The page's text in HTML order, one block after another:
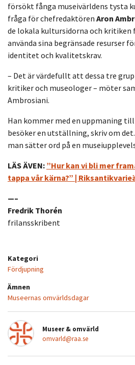
försökt fånga museivärldens tysta
fråga för chefredaktören Aron
de lokala kultursidorna och
använda sina begränsade resurser
identitet och kvalitetskrav.
– Det är värdefullt att dessa tre
kritiker och museologer – möter
Ambrosiani.
Han kommer med en uppmaning
besöker en utställning, skriv om
man sätter ord på en
LÄS ÄVEN: ”Hur kan vi bli mer
tappa vår kärna?” |
—–
Fredrik Thorén
frilansskribent
Kategori
Fördjupning
Ämnen
Museernas omvärldsdagar
Museer & omvärld
omvarld@raa.se